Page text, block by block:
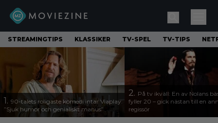
STREAMINGTIPS KLASSIKER TV-SPEL TV-TIPS
1. 90-talets roligaste komedi intar Viaplay:
”Sjuk humor och genialiskt manus”
2. På tv ikväll: En av Nolans
fyller 20 – gick nästan till en
regissör